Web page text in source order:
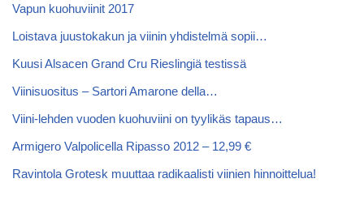
Vapun kuohuviinit 2017
Loistava juustokakun ja viinin yhdistelmä sopii…
Kuusi Alsacen Grand Cru Rieslingiä testissä
Viinisuositus – Sartori Amarone della…
Viini-lehden vuoden kuohuviini on tyylikäs tapaus…
Armigero Valpolicella Ripasso 2012 – 12,99 €
Ravintola Grotesk muuttaa radikaalisti viinien hinnoittelua!